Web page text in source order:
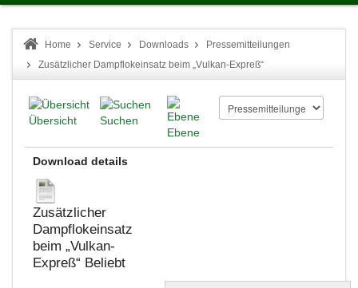
Home Service Downloads
Pressemitteilungen
Zusätzlicher Dampflokeinsatz beim „Vulkan-Expreß“
Übersicht
Suchen
Ebene
Download details
Zusätzlicher
Dampflokeinsatz
beim „Vulkan-
Expreß“ Beliebt